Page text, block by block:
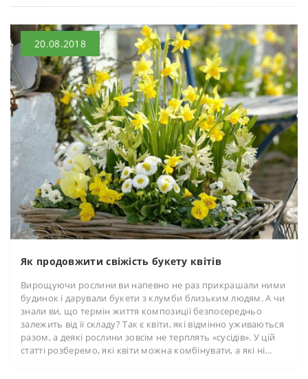
20.08.2018
Як продовжити свіжість букету квітів
Вирощуючи рослини ви напевно не раз прикрашали ними
будинок і дарували букети з клумби близьким людям. А чи
знали ви, що термін життя композиції безпосередньо
залежить від її складу? Так є квіти, які відмінно уживаються
разом, а деякі рослини зовсім не терплять «сусідів». У цій
статті розберемо, які квіти можна комбінувати, а які ні...